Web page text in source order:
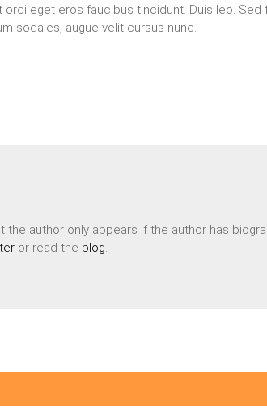
orci eget eros faucibus tincidunt. Duis leo.
sodales, augue velit cursus nunc.
the author only appears if the author has
or read the blog.